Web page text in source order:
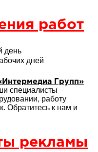
работ
день
дней
Групп»
специалисты
работу
Обратитесь к нам и
рекламы